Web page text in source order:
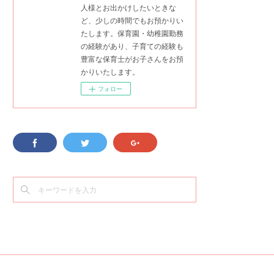
人様とお出かけしたいときな
ど、少しの時間でもお預かりい
たします。保育園・幼稚園勤務
の経験があり、子育ての経験も
豊富な保育士がお子さんをお預
かりいたします。
フォロー